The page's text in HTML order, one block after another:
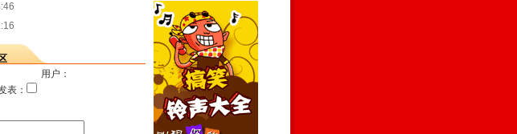
用户：
表：